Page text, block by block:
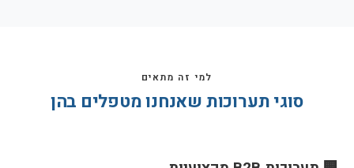
למי זה מתאים
סוגי תערוכות שאנחנו מטפלים בהן